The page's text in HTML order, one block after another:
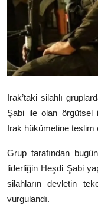
İletişim
Türkçe Kurdi
Irak’taki silahlı
Şabi ile olan örgütsel
Irak hükümetine teslim
Grup tarafından
liderliğin Heşdi Şabi
silahların devletin
vurgulandı.